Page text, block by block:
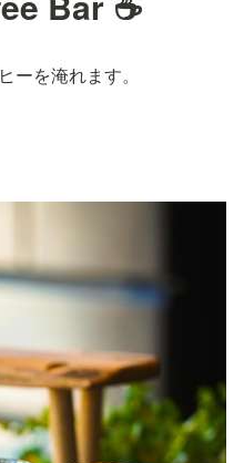
ーを淹れます。